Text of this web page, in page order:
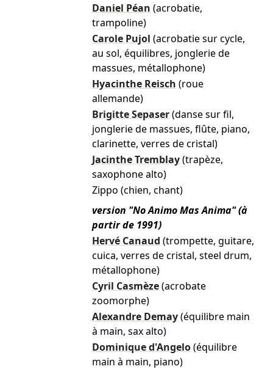
Daniel Péan (acrobatie,
trampoline)
Carole Pujol (acrobatie sur cycle,
au sol, équilibres, jonglerie de
massues, métallophone)
Hyacinthe Reisch (roue
allemande)
Brigitte Sepaser (danse sur fil,
jonglerie de massues, flûte, piano,
clarinette, verres de cristal)
Jacinthe Tremblay (trapèze,
saxophone alto)
Zippo (chien, chant)
version "No Animo Mas Anima" (à
partir de 1991)
Hervé Canaud (trompette, guitare,
cuica, verres de cristal, steel drum,
métallophone)
Cyril Casmèze (acrobate
zoomorphe)
Alexandre Demay (équilibre main
à main, sax alto)
Dominique d'Angelo (équilibre
main à main, piano)